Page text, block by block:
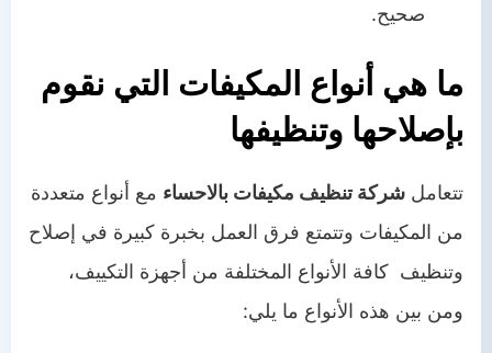
صحيح.
ما هي أنواع المكيفات التي نقوم
بإصلاحها وتنظيفها
تتعامل شركة تنظيف مكيفات بالاحساء مع أنواع متعددة
من المكيفات وتتمتع فرق العمل بخبرة كبيرة في إصلاح
وتنظيف كافة الأنواع المختلفة من أجهزة التكييف،
ومن بين هذه الأنواع ما يلي: